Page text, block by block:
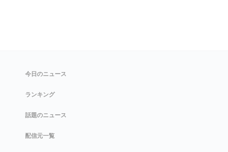
今日のニュース
ランキング
話題のニュース
配信元一覧